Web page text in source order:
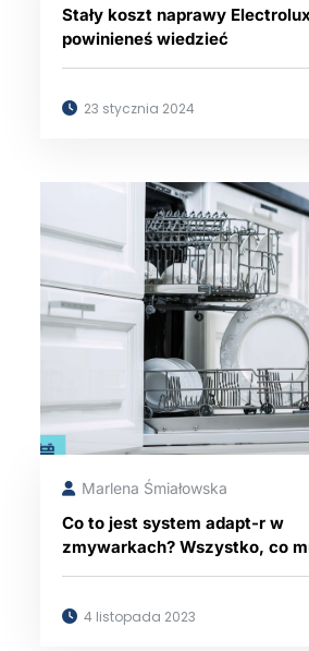
Stały koszt naprawy
powinieneś wiedzieć
23 stycznia 2024
Marlena Śmiałowska
Co to jest system adapt-r w
zmywarkach? Wszystko, co
wiedzieć
4 listopada 2023